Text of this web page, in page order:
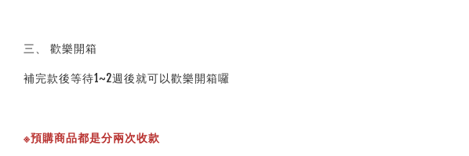
三、 歡樂開箱
補完款後等待1~2週後就可以歡樂開箱囉
※預購商品都是分兩次收款